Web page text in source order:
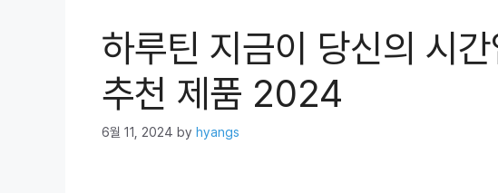
하루틴 지금이 당신의 시
추천 제품 2024
6월 11, 2024 by hyangs